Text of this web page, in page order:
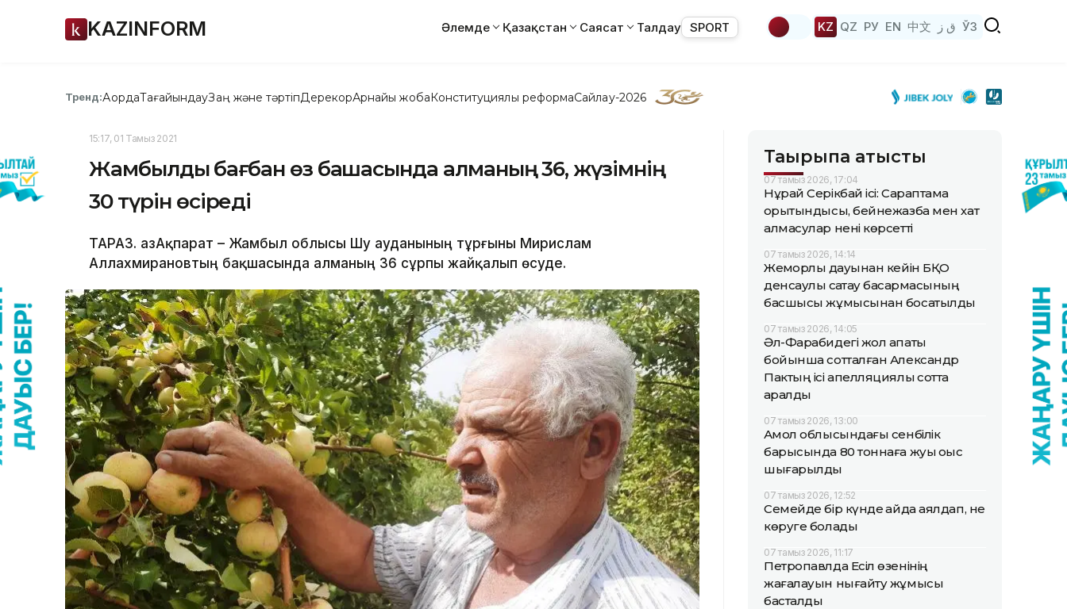
KAZINFORM Әлемде Қазақстан Саясат Талдау SPORT KZ QZ РУ EN 中文 ق ز ЎЗ
Тренд:АқордаТағайындауЗаң және тәртіпДерекқорАрнайы жобаКонституциялық реформаСайлау-2026
15:17, 01 Тамыз 2021
Жамбылдық бағбан өз бақшасында алманың 36, жүзімнің
30 түрін өсіреді
ТАРАЗ. ҚазАқпарат – Жамбыл облысы Шу ауданының тұрғыны Мирислам
Аллахмирановтың бақшасында алманың 36 сұрпы жайқалып өсуде.
Тақырыпқа қатысты
07 тамыз 2026, 17:04
Нұрай Серікбай ісі: Сараптама
қорытындысы, бейнежазба мен хат
алмасулар нені көрсетті
07 тамыз 2026, 14:14
Жемқорлық дауынан кейін БҚО
денсаулық сақтау басқармасының
басшысы жұмысынан босатылды
07 тамыз 2026, 14:05
Әл-Фарабидегі жол апаты
бойынша сотталған Александр
Пактың ісі апелляциялық сотта
қаралды
07 тамыз 2026, 13:00
Ақмол облысындағы сенбілік
барысында 80 тоннаға жуық қоқыс
шығарылды
07 тамыз 2026, 12:52
Семейде бір күнде қайда аялдап, не
көруге болады
07 тамыз 2026, 11:17
Петропавлда Есіл өзенінің
жағалауын нығайту жұмысы
басталды